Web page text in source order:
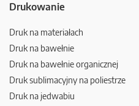
Drukowanie
Druk na materiałach
Druk na bawełnie
Druk na bawełnie organicznej
Druk sublimacyjny na poliestrze
Druk na jedwabiu